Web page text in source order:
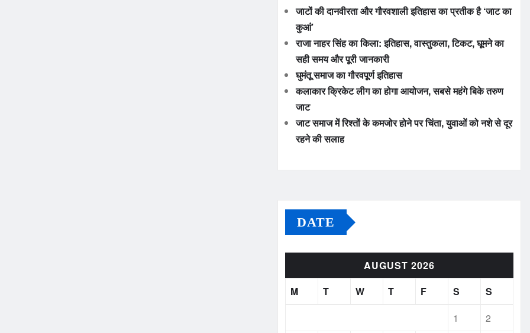
जाटों की दानवीरता और गौरवशाली इतिहास का प्रतीक है ‘जाट का
कुआं’
राजा नाहर सिंह का किला: इतिहास, वास्तुकला, टिकट, घूमने का
सही समय और पूरी जानकारी
घुमंतू समाज का गौरवपूर्ण इतिहास
कलाकार क्रिकेट लीग का होगा आयोजन, सबसे महंगे बिके तरुण
जाट
जाट समाज में रिश्तों के कमजोर होने पर चिंता, युवाओं को नशे से दूर
रहने की सलाह
DATE
AUGUST 2026
M
T W T F S
S
1
2